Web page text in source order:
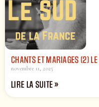
CHANTS ET MARIAGES (2)
novembre 11, 2025
LIRE LA SUITE »